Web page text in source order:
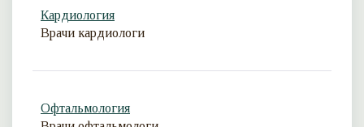
Кардиология
Врачи кардиологи
Офтальмология